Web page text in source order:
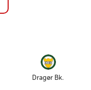
Dragør Bk.